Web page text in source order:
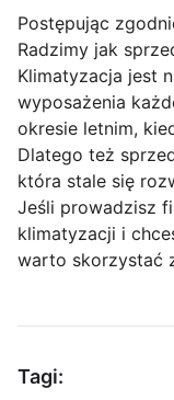
Postępując
Radzimy jak
Klimatyzacja jest
wyposażenia
okresie letnim,
Dlatego też
która stale się
Jeśli prowadzisz
klimatyzacji i
warto skorzystać
Tagi: